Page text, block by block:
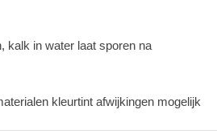
kalk in water laat sporen na
kleurtint afwijkingen mogelijk